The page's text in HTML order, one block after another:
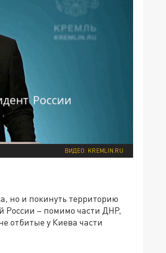
ВИДЕО: KREMLIN.RU
но и покинуть территорию
России – помимо части ДНР,
отбитые у Киева части